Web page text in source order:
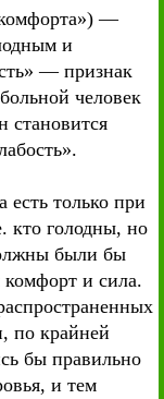
комфорта») —
и
— признак
человек
только при
кто голодны, но
были бы
комфорт и сила.
по крайней
бы правильно
и тем